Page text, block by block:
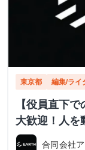
東京都 編集/ライ
【役員直下
大歓迎！人を
合同会社